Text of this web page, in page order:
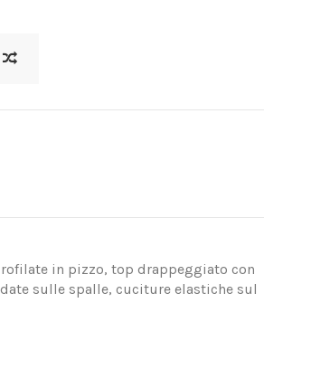
in pizzo, top drappeggiato con
sulle spalle, cuciture elastiche sul